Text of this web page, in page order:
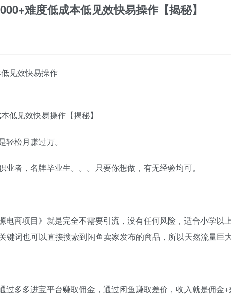
难度低成本低见效快易操作【揭秘】
见效快易操作
松月赚过万。
者，名牌毕业生。。。只要你想做，有无经验均可。
商项目》就是完全不需要引流，没有任何风险，适合小学以
词也可以直接搜索到闲鱼卖家发布的商品，所以天然流量巨
多多进宝平台赚取佣金，通过闲鱼赚取差价，收入就是佣金